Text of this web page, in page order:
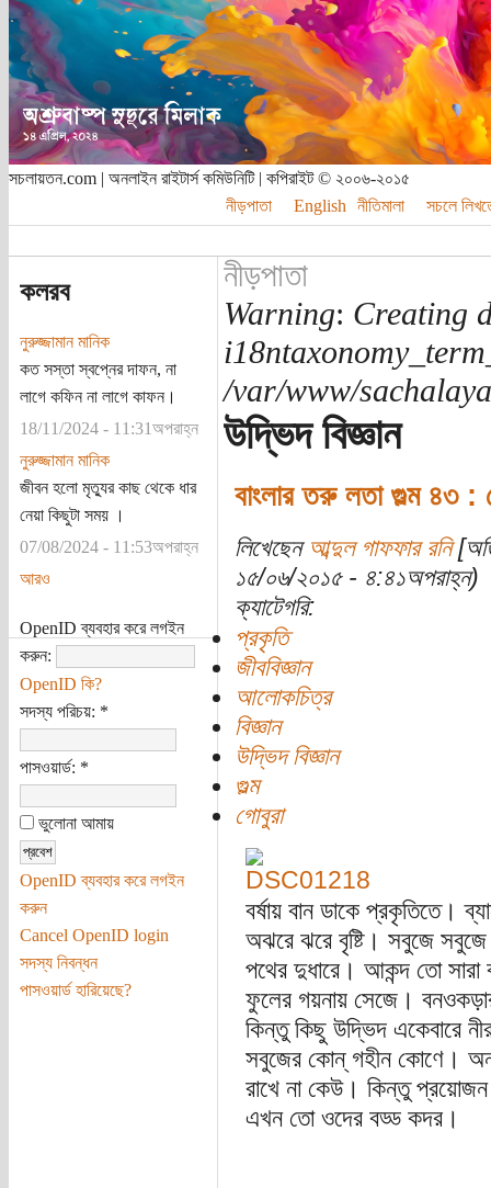
সচলায়তন.com | অনলাইন রাইটার্স কমিউনিটি | কপিরাইট © ২০০৬-২০১৫
নীড়পাতা
English নীতিমালা সচলে
কলরব
নুরুজ্জামান মানিক
কত সস্তা স্বপ্নের দাফন, না
লাগে কফিন না লাগে কাফন।
18/11/2024 - 11:31অপরাহ্ন
নুরুজ্জামান মানিক
জীবন হলো মৃত্যুর কাছ থেকে ধার
নেয়া কিছুটা সময় ।
07/08/2024 - 11:53অপরাহ্ন
আরও
OpenID ব্যবহার করে লগইন
করুন:
OpenID কি?
সদস্য পরিচয়: *
পাসওয়ার্ড: *
ভুলোনা আমায়
OpenID ব্যবহার করে লগইন
করুন
Cancel OpenID login
সদস্য নিবন্ধন
পাসওয়ার্ড হারিয়েছে?
নীড়পাতা
Warning: Creating
/var/www/
উদ্ভিদ বিজ্ঞান
বাংলার তরু লতা গুল্ম ৪৩ :
লিখেছেন আব্দুল গাফফার রনি
১৫/০৬/২০১৫ - ৪:৪১অপরাহ্ন)
ক্যাটেগরি:
প্রকৃতি
জীববিজ্ঞান
আলোকচিত্র
বিজ্ঞান
উদ্ভিদ বিজ্ঞান
গুল্ম
গোবুরা
বর্ষায় বান ডাকে প্রকৃতিতে।
অঝরে ঝরে বৃষ্টি। সবুজে
পথের দুধারে। আকন্দ তো সারা
ফুলের গয়নায় সেজে। বনওকড়ার
কিন্তু কিছু উদ্ভিদ একেবারে
সবুজের কোন্ গহীন কোণে।
রাখে না কেউ। কিন্তু
এখন তো ওদের বড্ড কদর।